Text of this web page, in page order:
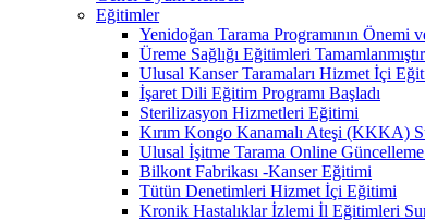
Eğitimler
Yenidoğan Tarama Programının Önemi
Üreme Sağlığı Eğitimleri
Ulusal Kanser Taramaları Hizmet İçi
İşaret Dili Eğitim Programı Başladı
Sterilizasyon Hizmetleri Eğitimi
Kırım Kongo Kanamalı Ateşi (KKKA)
Ulusal İşitme Tarama Online
Bilkont Fabrikası -Kanser Eğitimi
Tütün Denetimleri Hizmet İçi Eğitimi
Kronik Hastalıklar İzlemi İl Eğitimleri